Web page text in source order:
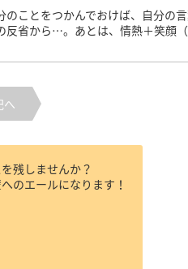
ことをつかんでおけば、自分の
反省から…。あとは、情熱＋笑顔
へ
残しませんか？
のエールになります！